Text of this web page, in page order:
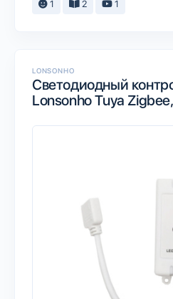
1 2 1
LONSONHO
Светодиодный
Lonsonho Tuya